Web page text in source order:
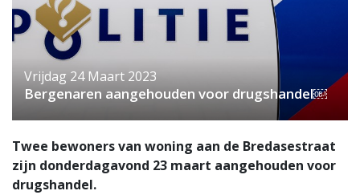
Vrijdag 24 Maart 2023
Bergenaren aangehouden voor drugshandel￼
Twee bewoners van woning aan de Bredasestraat
zijn donderdagavond 23 maart aangehouden voor
drugshandel.